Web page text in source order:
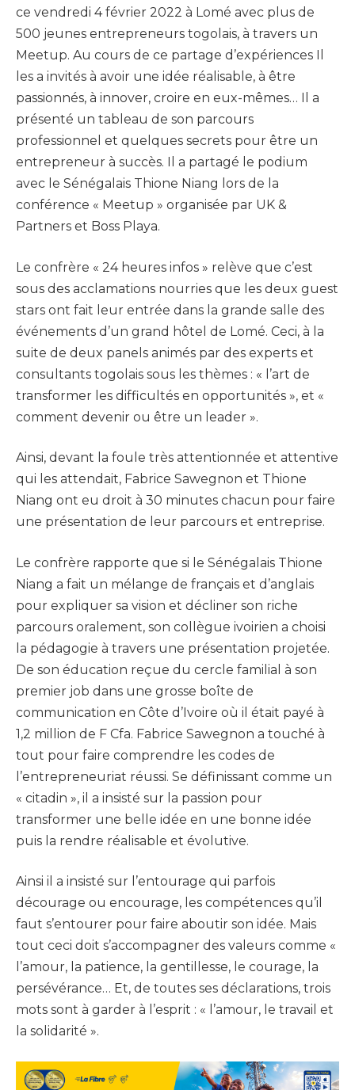
ce vendredi 4 février 2022 à Lomé avec plus de
500 jeunes entrepreneurs togolais, à travers un
Meetup. Au cours de ce partage d’expériences Il
les a invités à avoir une idée réalisable, à être
passionnés, à innover, croire en eux-mêmes… Il a
présenté un tableau de son parcours
professionnel et quelques secrets pour être un
entrepreneur à succès. Il a partagé le podium
avec le Sénégalais Thione Niang lors de la
conférence « Meetup » organisée par UK &
Partners et Boss Playa.
Le confrère « 24 heures infos » relève que c’est
sous des acclamations nourries que les deux guest
stars ont fait leur entrée dans la grande salle des
événements d’un grand hôtel de Lomé. Ceci, à la
suite de deux panels animés par des experts et
consultants togolais sous les thèmes : « l’art de
transformer les difficultés en opportunités », et «
comment devenir ou être un leader ».
Ainsi, devant la foule très attentionnée et attentive
qui les attendait, Fabrice Sawegnon et Thione
Niang ont eu droit à 30 minutes chacun pour faire
une présentation de leur parcours et entreprise.
Le confrère rapporte que si le Sénégalais Thione
Niang a fait un mélange de français et d’anglais
pour expliquer sa vision et décliner son riche
parcours oralement, son collègue ivoirien a choisi
la pédagogie à travers une présentation projetée.
De son éducation reçue du cercle familial à son
premier job dans une grosse boîte de
communication en Côte d’Ivoire où il était payé à
1,2 million de F Cfa. Fabrice Sawegnon a touché à
tout pour faire comprendre les codes de
l’entrepreneuriat réussi. Se définissant comme un
« citadin », il a insisté sur la passion pour
transformer une belle idée en une bonne idée
puis la rendre réalisable et évolutive.
Ainsi il a insisté sur l’entourage qui parfois
décourage ou encourage, les compétences qu’il
faut s’entourer pour faire aboutir son idée. Mais
tout ceci doit s’accompagner des valeurs comme «
l’amour, la patience, la gentillesse, le courage, la
persévérance… Et, de toutes ses déclarations, trois
mots sont à garder à l’esprit : « l’amour, le travail et
la solidarité ».